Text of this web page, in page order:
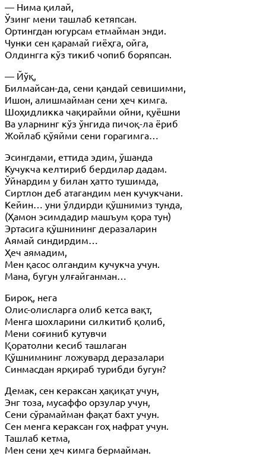
— Нима қилай,
Ўзинг мени ташлаб кетяпсан.
Ортингдан югурсам етмайман энди.
Чунки сен қарамай гиёҳга, ойга,
Олдингга кўз тикиб чопиб боряпсан.
— Йўқ,
Билмайсан-да, сени қандай севишимни,
Ишон, алишмайман сени ҳеч кимга.
Шоҳидликка чақирайми ойни, қуёшни
Ва уларнинг кўз ўнгида пичоқ-ла ёриб
Жойлаб қўяйми сени горагимга…
Эсингдами, еттида эдим, ўшанда
Кучукча келтириб бердилар дадам.
Ўйнардим у билан ҳатто тушимда,
Сиртлон деб атагандим мен кучукчани.
Кейин… уни ўлдирди қўшнимиз тунда,
(Ҳамон эсимдадир машъум қора тун)
Эртасига қўшнининг деразаларин
Аямай синдирдим…
Ҳеч аямадим,
Мен қасос олгандим кучукча учун.
Мана, бугун улғайганман…
Бироқ, нега
Олис-олисларга олиб кетса вақт,
Менга шохларини силкитиб қолиб,
Мени соғиниб кутувчи
Қоратолни кесиб ташлаган
Қўшнимнинг ложувард деразалари
Синмасдан ярқираб турибди бугун?
Демак, сен кераксан ҳақиқат учун,
Энг тоза, мусаффо орзулар учун,
Сени сўрамайман фақат бахт учун.
Сен менга кераксан гоҳ нафрат учун.
Ташлаб кетма,
Мен сени ҳеч кимга бермайман.